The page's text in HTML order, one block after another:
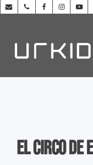
El circo de